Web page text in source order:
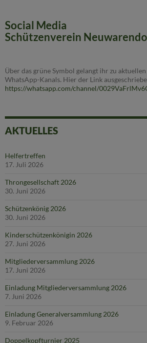
Social Media
Schützenverein
Über das grüne Symbol gelangt ihr zu
WhatsApp-Kanals. Hier der Link
https://whatsapp.com/channel/
AKTUELLES
Helfertreffen
17. Juli 2026
Throngesellschaft 2026
30. Juni 2026
Schützenkönig 2026
30. Juni 2026
Kinderschützenkönigin 2026
27. Juni 2026
Mitgliederversammlung 2026
17. Juni 2026
Einladung Mitgliederversammlung 2026
7. Juni 2026
Einladung Generalversammlung 2026
9. Februar 2026
Doppelkopfturnier 2025